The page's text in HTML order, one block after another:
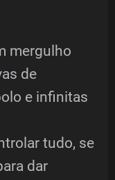
mergulho
de
e infinitas
tudo, se
dar